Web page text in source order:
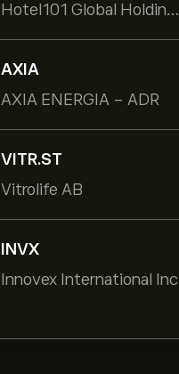
Hotel101 Global Holdings Corp
AXIA
AXIA ENERGIA - ADR
VITR.ST
Vitrolife AB
INVX
Innovex International Inc